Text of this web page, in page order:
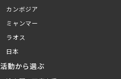
カンボジア
ミャンマー
ラオス
日本
活動から選ぶ